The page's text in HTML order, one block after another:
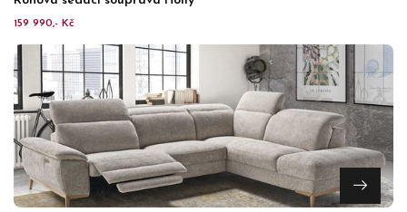
159 990,- Kč